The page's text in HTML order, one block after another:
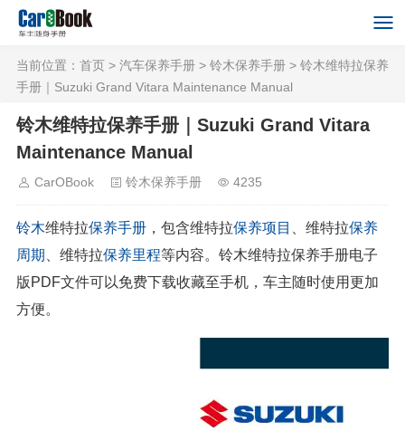
当前位置： 首页 > 汽车保养手册 > 铃木保养手册 > 铃木维特拉保养
手册｜Suzuki Grand Vitara Maintenance Manual
铃木维特拉保养手册｜Suzuki Grand Vitara
Maintenance Manual
CarOBook 铃木保养手册 4235
铃木维特拉保养手册 ，包含维特拉保养项目 、维特拉保养
周期
、维特拉保养里程等内容。铃木维特拉保养手册电子
版PDF文件可以免费下载收藏至手机，车主随时使用更加
方便。